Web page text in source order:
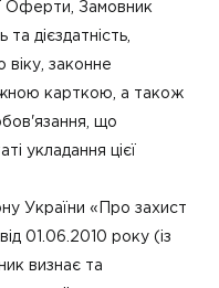
Оферти, Замовник
дієздатність,
віку, законне
карткою, а також
що
укладання цієї
України «Про захист
01.06.2010 року (із
визнає та